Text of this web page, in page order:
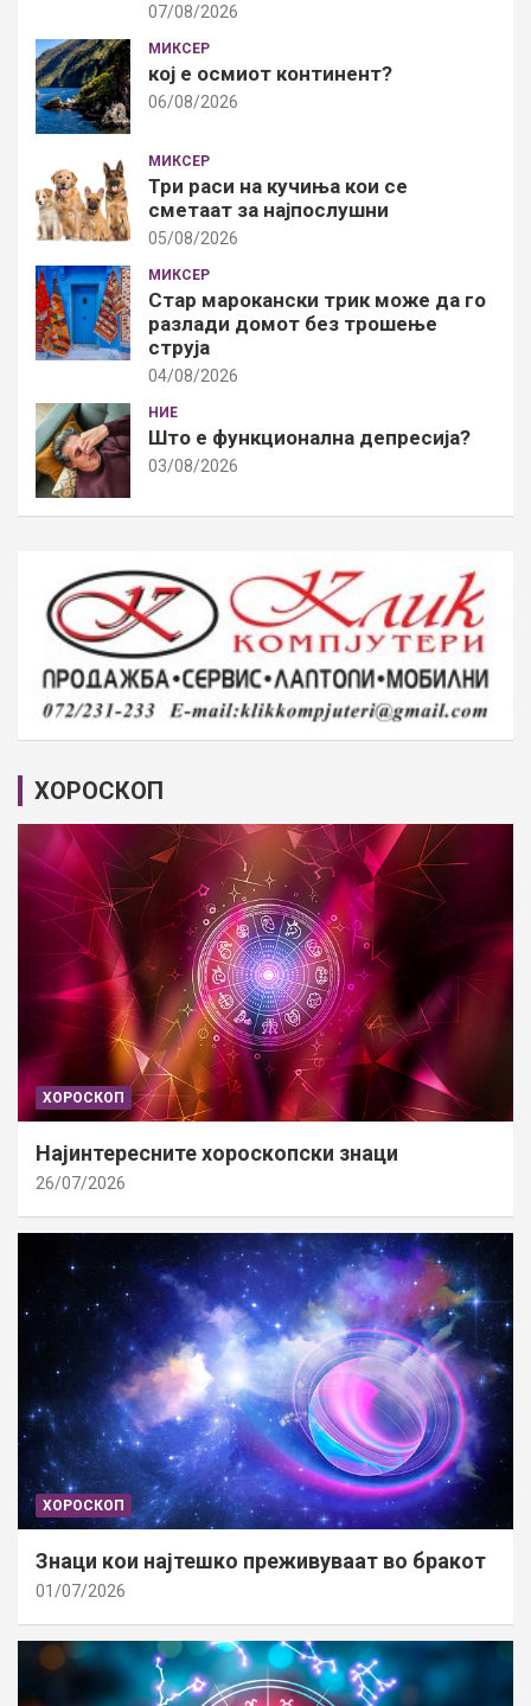
07/08/2026
МИКСЕР
кој е осмиот континент?
06/08/2026
МИКСЕР
Три раси на кучиња кои се
сметаат за најпослушни
05/08/2026
МИКСЕР
Стар марокански трик може да го
разлади домот без трошење
струја
04/08/2026
НИЕ
Што е функционална депресија?
03/08/2026
ХОРОСКОП
ХОРОСКОП
Најинтересните хороскопски знаци
26/07/2026
ХОРОСКОП
Знаци кои најтешко преживуваат во бракот
01/07/2026